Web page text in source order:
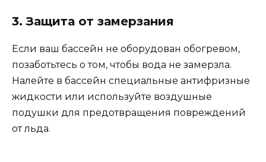
3. Защита от замерзания
Если ваш бассейн не оборудован обогревом,
позаботьтесь о том, чтобы вода не замерзла.
Налейте в бассейн специальные антифризные
жидкости или используйте воздушные
подушки для предотвращения повреждений
от льда.